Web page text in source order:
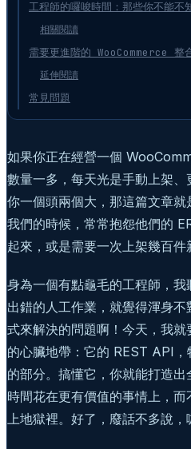
工程師的囉唆時間：那些你不能
相關閱讀
需要更進階的 WooCommerce 整
延伸閱讀
常見問題
如果你正在經營一個
數量一多，每天光是手動上架
你一個頭兩個大，那這篇文章
我們的時候，常常抱怨他們的
起來，或是需要一次上架幾百件
身為一個有點龜毛的工程師，
出錯的人工作業，就覺得渾身
式來解決的問題啊！今天，我
的心臟地帶：它的 REST API
的部分。搞懂它，你就能打造
時間花在更有價值的事情上，
上地獄裡。好了，廢話不多說